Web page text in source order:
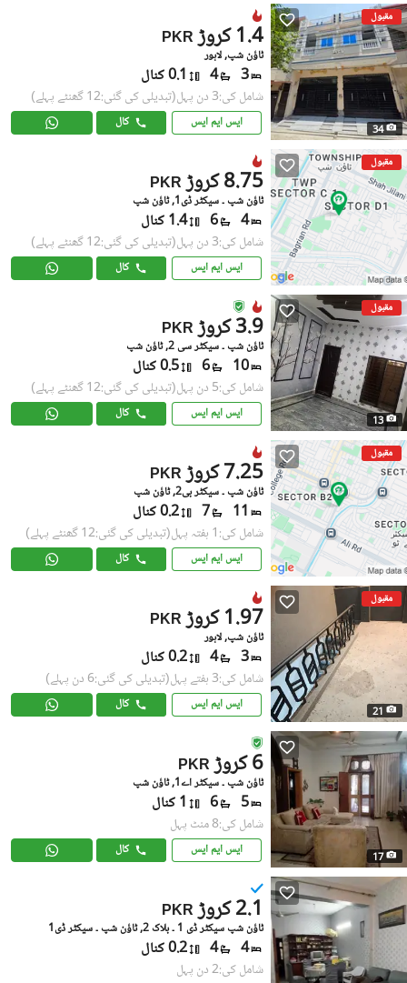
مقبول
34
PKR 1.4 کروڑ
ٹاؤن شپ, لاہور
3
4 0.1 کنال
شامل کی:3 دن پہل (تبدیلی کی گئی:12 گھنٹے پہلے)
ایس ایم ایس کال
مقبول
PKR 8.75 کروڑ
ٹاؤن شپ ۔ سیکٹر ڈی1, ٹاؤن شپ
4
6 1.4 کنال
شامل کی:3 دن پہل (تبدیلی کی گئی:12 گھنٹے پہلے)
ایس ایم ایس کال
مقبول
13
PKR 3.9 کروڑ
ٹاؤن شپ ۔ سیکٹر سی 2, ٹاؤن شپ
10
6 0.5 کنال
شامل کی:5 دن پہل (تبدیلی کی گئی:12 گھنٹے پہلے)
ایس ایم ایس کال
مقبول
PKR 7.25 کروڑ
ٹاؤن شپ ۔ سیکٹر بی2, ٹاؤن شپ
11
7 0.2 کنال
شامل کی:1 ہفتہ پہل (تبدیلی کی گئی:12 گھنٹے پہلے)
ایس ایم ایس کال
مقبول
21
PKR 1.97 کروڑ
ٹاؤن شپ, لاہور
3
4 0.2 کنال
شامل کی:3 ہفتے پہل (تبدیلی کی گئی:6 دن پہلے)
ایس ایم ایس کال
17
PKR 6 کروڑ
ٹاؤن شپ ۔ سیکٹر اے1, ٹاؤن شپ
5
6 1 کنال
شامل کی:8 منٹ پہل
ایس ایم ایس کال
PKR 2.1 کروڑ
ٹاؤن شپ سیکٹر ڈی 1 ۔ بلاک 2, ٹاؤن شپ ۔ سیکٹر ڈی1
4
4 0.2 کنال
شامل کی:2 دن پہل